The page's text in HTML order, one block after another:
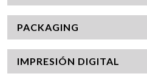
PACKAGING
IMPRESIÓN DIGITAL